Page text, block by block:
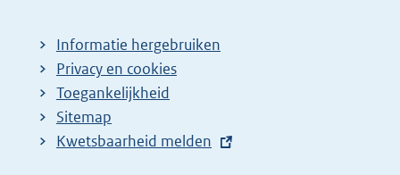
Informatie hergebruiken
Privacy en cookies
Toegankelijkheid
Sitemap
E
Kwetsbaarheid melden